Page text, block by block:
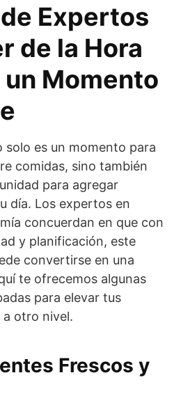
Expertos
de la Hora
Momento
solo es un momento para
comidas, sino también
para agregar
día. Los expertos en
concuerdan en que con
y planificación, este
convertirse en una
te ofrecemos algunas
para elevar tus
otro nivel.
Frescos y